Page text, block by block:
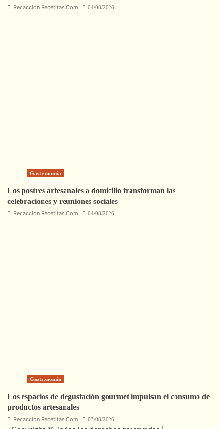
Redacción Recetitas.Com 04/08/2026
Gastronomía
Los postres artesanales a domicilio transforman las
celebraciones y reuniones sociales
Redaccion Recetitas.Com 04/08/2026
Gastronomía
Los espacios de degustación gourmet impulsan el consumo de
productos artesanales
Redaccion Recetitas.Com 03/08/2026